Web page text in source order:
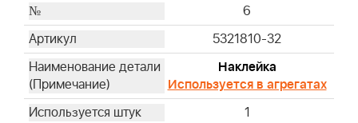
6
5321810-32
Наклейка
Используется в агрегатах
1